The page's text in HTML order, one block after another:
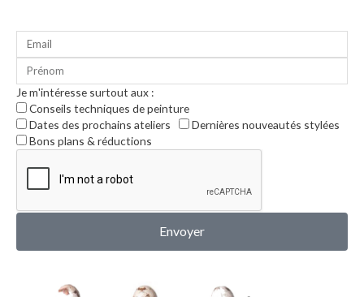
Je m'intéresse surtout aux :
Conseils techniques de peinture
Dates des prochains ateliers
Dernières nouveautés stylées
Bons plans & réductions
Envoyer